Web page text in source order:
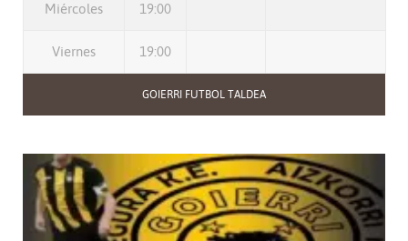
GOIERRI FUTBOL TALDEA
Miércoles 19:00
Viernes 19:00